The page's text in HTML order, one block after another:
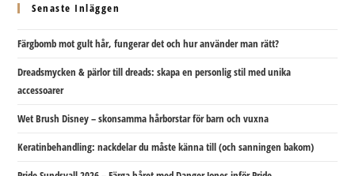
Senaste Inläggen
Färgbomb mot gult hår, fungerar det och hur använder man rätt?
Dreadsmycken & pärlor till dreads: skapa en personlig stil med unika
accessoarer
Wet Brush Disney – skonsamma hårborstar för barn och vuxna
Keratinbehandling: nackdelar du måste känna till (och sanningen bakom)